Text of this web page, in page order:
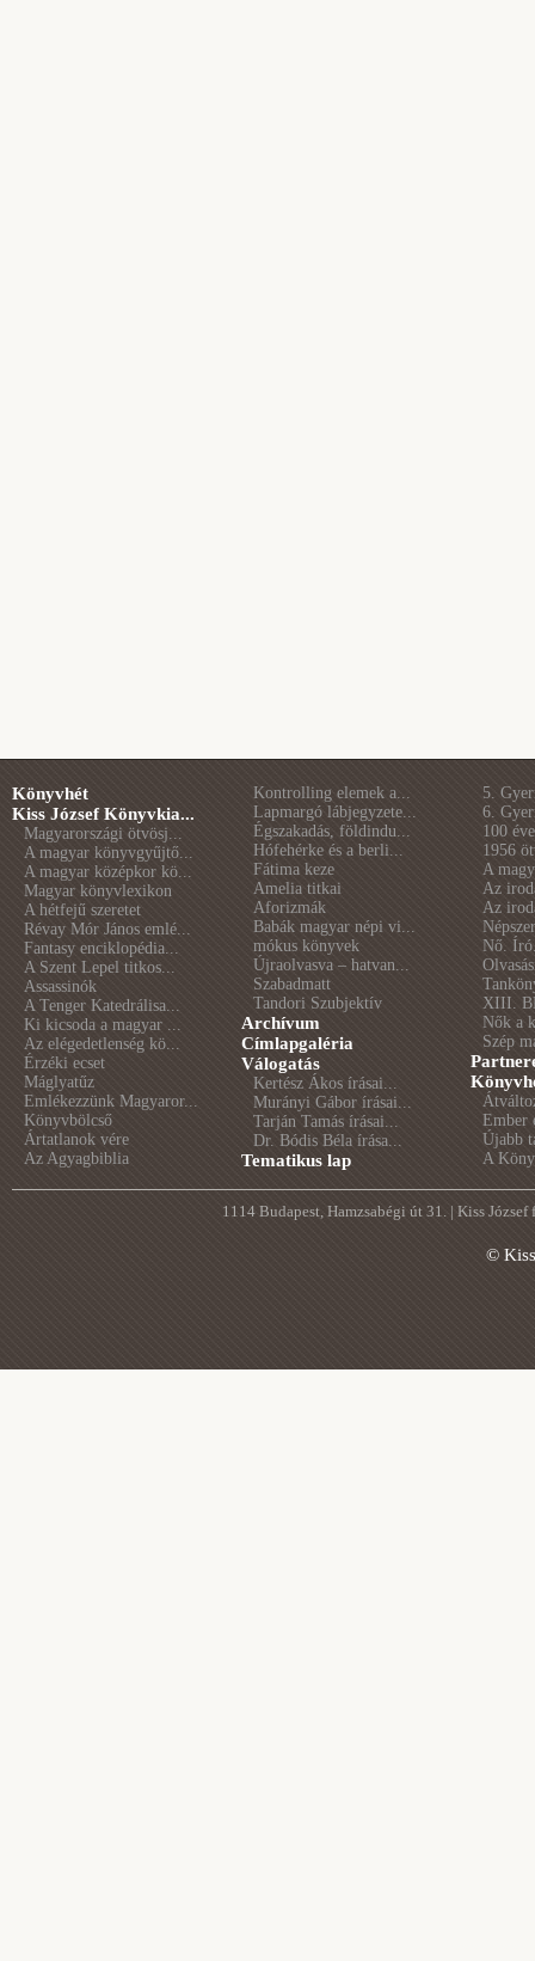
Könyvhét
Kiss József Könyvkia...
Magyarországi ötvösj...
A magyar könyvgyűjtő...
A magyar középkor kö...
Magyar könyvlexikon
A hétfejű szeretet
Révay Mór János emlé...
Fantasy enciklopédia...
A Szent Lepel titkos...
Assassinók
A Tenger Katedrálisa...
Ki kicsoda a magyar ...
Az elégedetlenség kö...
Érzéki ecset
Máglyatűz
Emlékezzünk Magyaror...
Könyvbölcső
Ártatlanok vére
Az Agyagbiblia
Kontrolling elemek a...
Lapmargó lábjegyzete...
Égszakadás, földindu...
Hófehérke és a berli...
Fátima keze
Amelia titkai
Aforizmák
Babák magyar népi vi...
mókus könyvek
Újraolvasva – hatvan...
Szabadmatt
Tandori Szubjektív
Archívum
Címlapgaléria
Válogatás
Kertész Ákos írásai...
Murányi Gábor írásai...
Tarján Tamás írásai...
Dr. Bódis Béla írása...
Tematikus lap
5.
6.
100
1956
A
Az
Az
Nő.
XIII.
Nők a
Szép
Ember
Újabb
A
1114 Budapest, Hamzsabégi út 31. | Kiss
©